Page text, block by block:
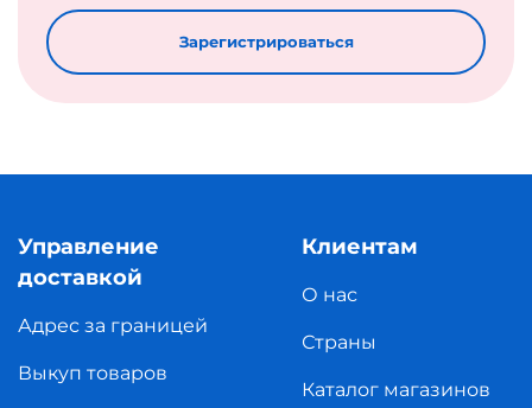
Зарегистрироваться
Управление
доставкой
Адрес за границей
Выкуп товаров
Клиентам
О нас
Страны
Каталог магазинов